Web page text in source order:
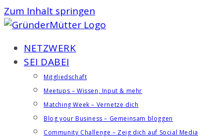
Zum Inhalt springen
NETZWERK
SEI DABEI
Mitgliedschaft
Meetups – Wissen, Input & mehr
Matching Week – Vernetze dich
Blog your Business – Gemeinsam bloggen
Community Challenge – Zeig dich auf Social Media